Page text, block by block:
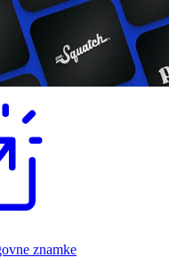
znamke